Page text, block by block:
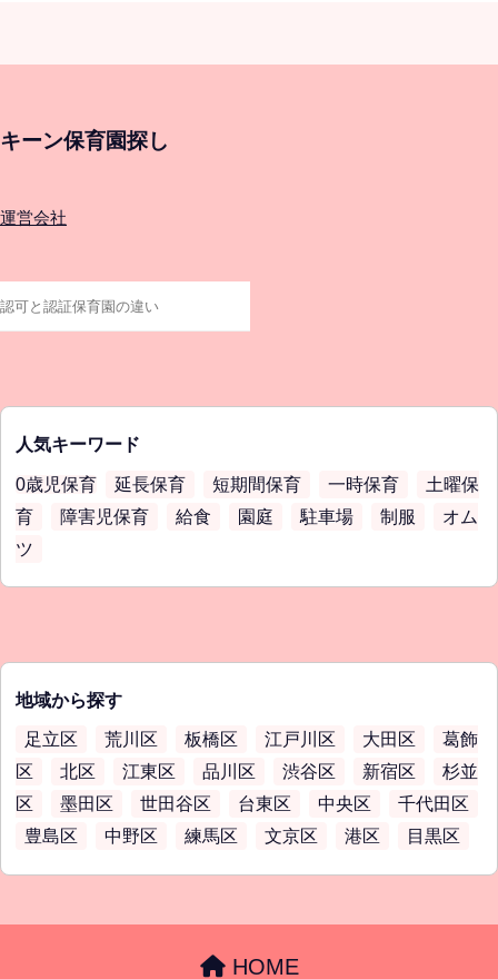
キーン保育園探し
運営会社
人気キーワード
0歳児保育 延長保育 短期間保育 一時保育
土曜保
育
障害児保育 給食 園庭 駐車場 制服
オム
ツ
地域から探す
足立区 荒川区 板橋区 江戸川区 大田区
葛飾
区
北区 江東区 品川区 渋谷区 新宿区
杉並
区
墨田区 世田谷区 台東区 中央区
千代田区
豊島区
中野区 練馬区 文京区 港区 目黒区
HOME